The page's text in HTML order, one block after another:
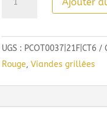
(75cl)
2021
UGS : PCOT0037|21F|CT6
Rouge, Viandes grillées